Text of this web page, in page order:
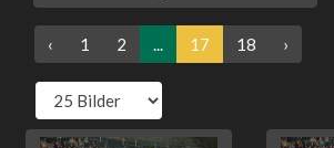
‹ 1 2 ... 17 18 ›